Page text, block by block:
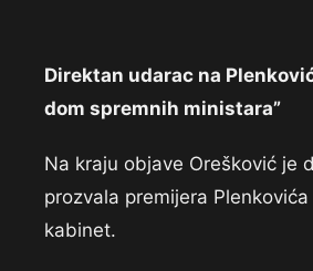
Direktan udarac na
dom spremnih ministara”
Na kraju objave Orešković je
prozvala premijera
kabinet.